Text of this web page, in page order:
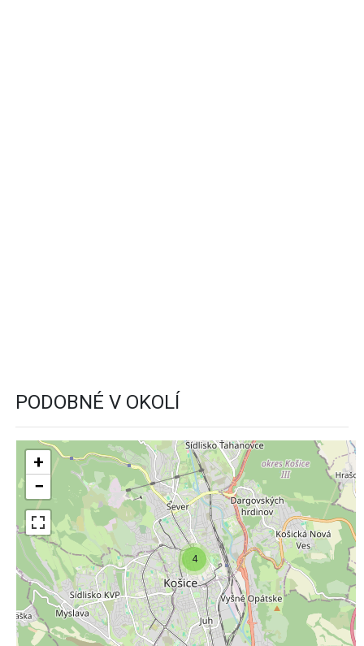
PODOBNÉ V OKOLÍ
4
+
−